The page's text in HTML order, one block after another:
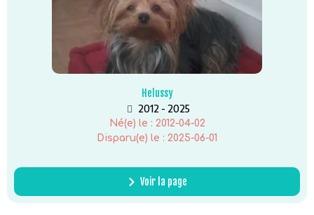
Helussy
2012 - 2025
Né(e) le : 2012-04-02
Disparu(e) le : 2025-06-01
Voir la page